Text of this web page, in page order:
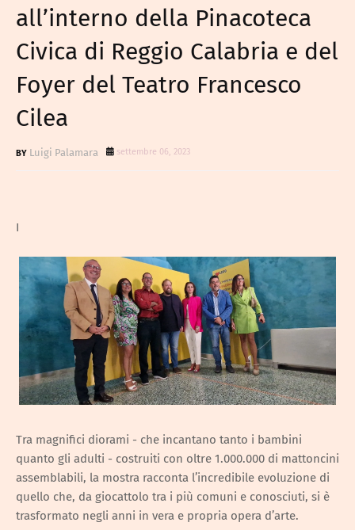
all’interno della Pinacoteca
Civica di Reggio Calabria e del
Foyer del Teatro Francesco
Cilea
Luigi Palamara settembre 06, 2023
I
Tra magnifici diorami - che incantano tanto i bambini
quanto gli adulti - costruiti con oltre 1.000.000 di mattoncini
assemblabili, la mostra racconta l’incredibile evoluzione di
quello che, da giocattolo tra i più comuni e conosciuti, si è
trasformato negli anni in vera e propria opera d’arte.